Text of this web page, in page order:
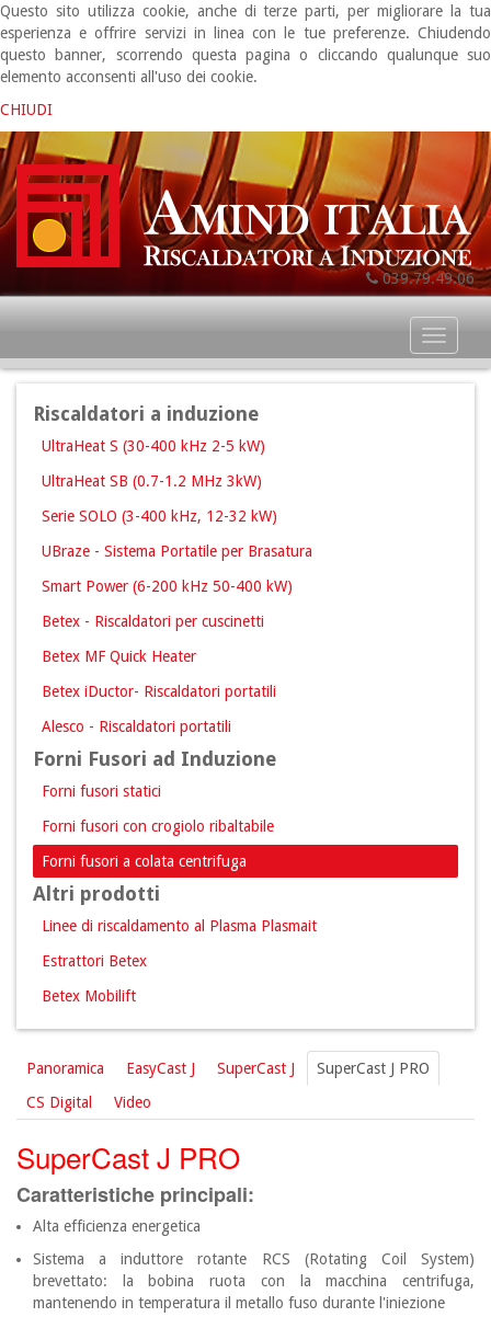
Questo sito utilizza cookie, anche di terze parti, per migliorare la tua
esperienza e offrire servizi in linea con le tue preferenze. Chiudendo
questo banner, scorrendo questa pagina o cliccando qualunque suo
elemento acconsenti all'uso dei cookie.
CHIUDI
039.79.49.06
Riscaldatori a induzione
UltraHeat S (30-400 kHz 2-5 kW)
UltraHeat SB (0.7-1.2 MHz 3kW)
Serie SOLO (3-400 kHz, 12-32 kW)
UBraze - Sistema Portatile per Brasatura
Smart Power (6-200 kHz 50-400 kW)
Betex - Riscaldatori per cuscinetti
Betex MF Quick Heater
Betex iDuctor- Riscaldatori portatili
Alesco - Riscaldatori portatili
Forni Fusori ad Induzione
Forni fusori statici
Forni fusori con crogiolo ribaltabile
Forni fusori a colata centrifuga
Altri prodotti
Linee di riscaldamento al Plasma Plasmait
Estrattori Betex
Betex Mobilift
Panoramica EasyCast J SuperCast J
SuperCast J PRO
CS Digital
Video
SuperCast J PRO
Caratteristiche principali:
Alta efficienza energetica
Sistema a induttore rotante RCS (Rotating Coil System)
brevettato: la bobina ruota con la macchina centrifuga,
mantenendo in temperatura il metallo fuso durante l'iniezione